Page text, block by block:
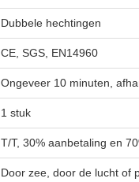
Dubbele hechtingen
CE, SGS, EN14960
Ongeveer 10 minuten,
1 stuk
T/T, 30% aanbetaling en
Door zee, door de lucht of